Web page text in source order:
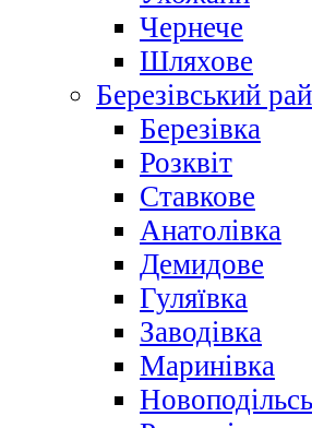
Чернече
Шляхове
Березівський
Березівка
Розквіт
Ставкове
Анатолівка
Демидове
Гуляївка
Заводівка
Маринівка